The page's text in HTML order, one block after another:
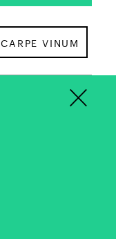
CARPE VINUM
×